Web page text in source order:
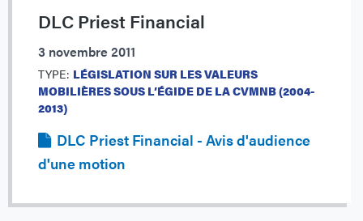
DLC Priest Financial
3 novembre 2011
TYPE: LÉGISLATION SUR LES VALEURS
MOBILIÈRES SOUS L’ÉGIDE DE LA CVMNB (2004-
2013)
DLC Priest Financial - Avis d'audience
d'une motion